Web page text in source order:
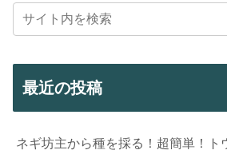
最近の投稿
ネギ坊主から種を採る！超簡単！ト